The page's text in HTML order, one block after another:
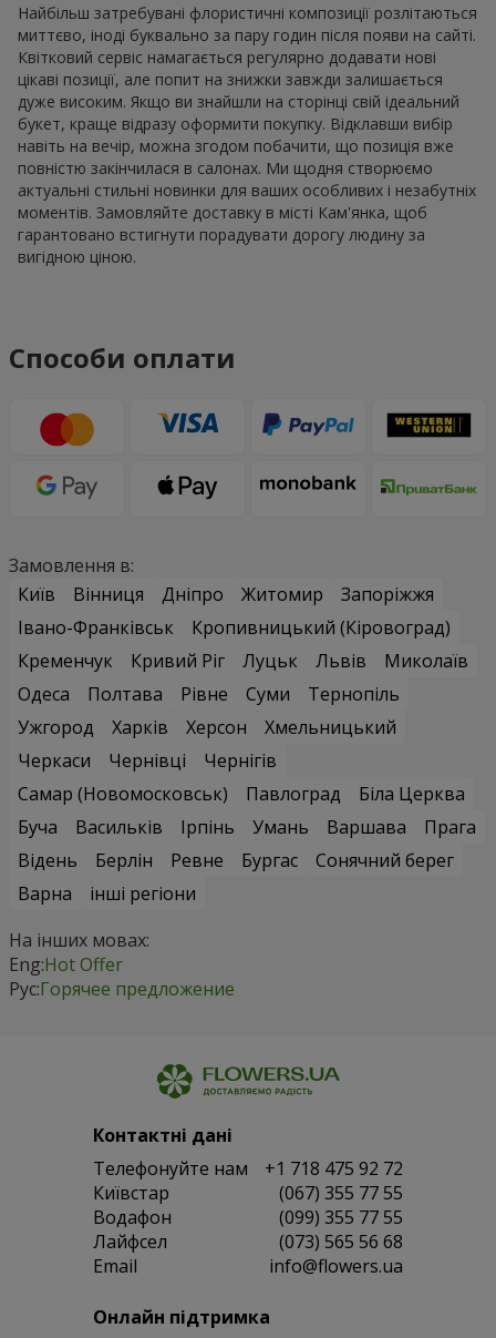
Найбільш затребувані флористичні композиції розлітаються
миттєво, іноді буквально за пару годин після появи на сайті.
Квітковий сервіс намагається регулярно додавати нові
цікаві позиції, але попит на знижки завжди залишається
дуже високим. Якщо ви знайшли на сторінці свій ідеальний
букет, краще відразу оформити покупку. Відклавши вибір
навіть на вечір, можна згодом побачити, що позиція вже
повністю закінчилася в салонах. Ми щодня створюємо
актуальні стильні новинки для ваших особливих і незабутніх
моментів. Замовляйте доставку в місті Кам'янка, щоб
гарантовано встигнути порадувати дорогу людину за
вигідною ціною.
Способи оплати
Замовлення в:
Київ
Вінниця Дніпро Житомир
Запоріжжя
Івано-Франківськ
Кропивницький (Кіровоград)
Кременчук
Кривий Ріг Луцьк Львів
Миколаїв
Одеса
Полтава Рівне Суми
Тернопіль
Ужгород
Харків Херсон
Хмельницький
Черкаси
Чернівці
Чернігів
Самар (Новомосковськ)
Павлоград
Біла Церква
Буча
Васильків Ірпінь Умань Варшава
Прага
Відень
Берлін Ревне Бургас
Сонячний берег
Варна
інші регіони
На інших мовах:
Eng:Hot Offer
Рус:Горячее предложение
Контактні дані
Телефонуйте нам
+1 718 475 92 72
Київстар
(067) 355 77 55
Водафон
(099) 355 77 55
Лайфсел
(073) 565 56 68
Email
info@flowers.ua
Онлайн підтримка